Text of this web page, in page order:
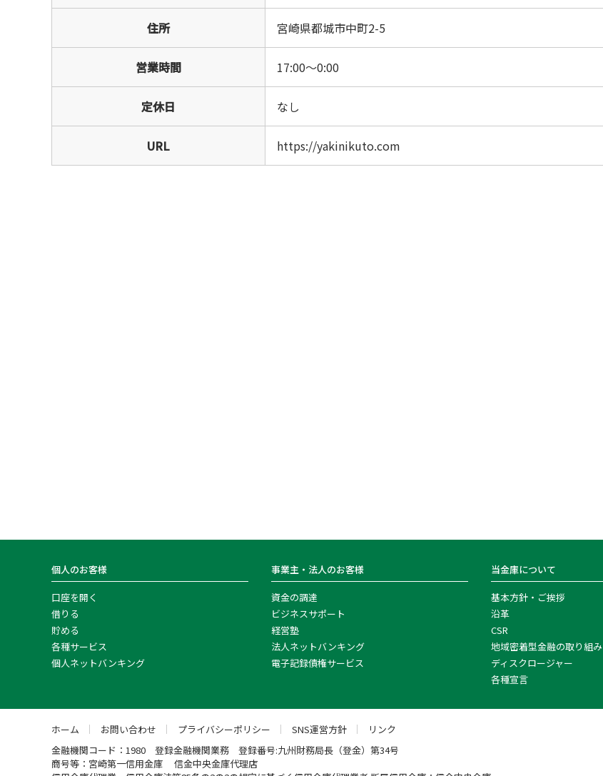
住所 宮崎県都城市中町2-5
営業時間 17:00～0:00
定休日 なし
URL https://yakinikuto.com
個人のお客様
口座を開く
借りる
貯める
各種サービス
個人ネットバンキング
事業主・法人のお客様
資金の調達
ビジネスサポート
経営塾
法人ネットバンキング
電子記録債権サービス
当金庫について
基本方針・ご挨拶
沿革
CSR
地域密着型金融の取り組み
ディスクロージャー
各種宣言
ホーム お問い合わせ プライバシーポリシー SNS運営方針
リンク
金融機関コード：1980 登録金融機関業務 登録番号:九州財務局長（登金）第34号
商号等：宮崎第一信用金庫 信金中央金庫代理店